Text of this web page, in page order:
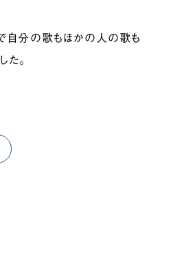
自分の歌もほかの人の歌も
た。